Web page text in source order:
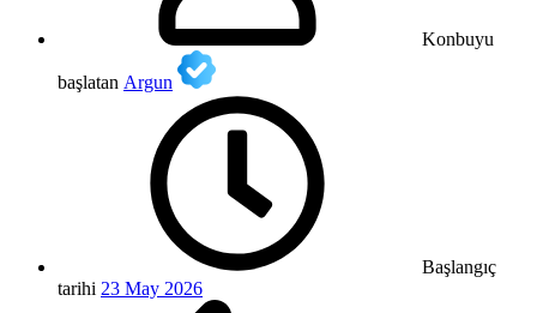
Konbuyu
başlatan Argun
Başlangıç
tarihi 23 May 2026